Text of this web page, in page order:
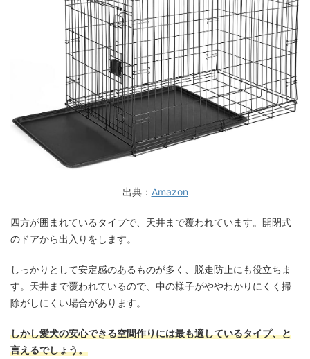
出典： Amazon
四方が囲まれているタイプで、天井まで覆われています。開閉式
のドアから出入りをします。
しっかりとして安定感のあるものが多く、脱走防止にも役立ちま
す。天井まで覆われているので、中の様子がややわかりにくく掃
除がしにくい場合があります。
しかし愛犬の安心できる空間作りには最も適しているタイプ、と
言えるでしょう。